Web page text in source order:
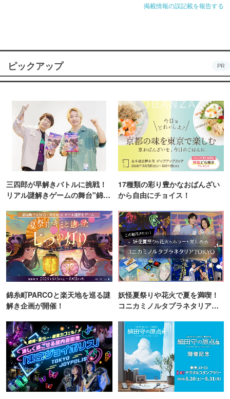
掲載情報の誤記載を報告する
ピックアップ PR
三四郎が早解きバトルに挑戦！
リアル謎解きゲームの舞台"錦糸
17種類の彩り豊かなおばんざい
から自由にチョイス！
錦糸町PARCOと楽天地を巡る謎
解き企画が開催！
妖怪夏祭りや花火で夏を満喫！
コニカミノルタプラネタリア